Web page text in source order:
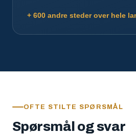
+ 600 andre steder over hele
OFTE STILTE SPØRSMÅL
Spørsmål og svar